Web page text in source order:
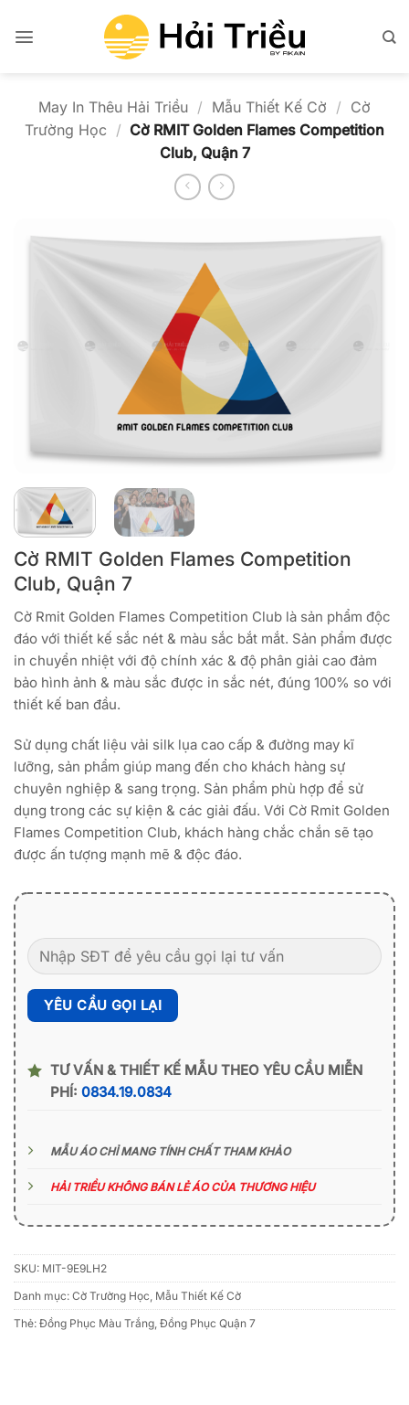
qua
May In Thêu Hải Triều / Mẫu Thiết Kế Cờ / Cờ
Trường Học / Cờ RMIT Golden Flames Competition
Club, Quận 7
Cờ RMIT Golden Flames Competition
Club, Quận 7
Cờ Rmit Golden Flames Competition Club là sản phẩm độc
đáo với thiết kế sắc nét & màu sắc bắt mắt. Sản phẩm được
in chuyển nhiệt với độ chính xác & độ phân giải cao đảm
bảo hình ảnh & màu sắc được in sắc nét, đúng 100% so với
thiết kế ban đầu.
Sử dụng chất liệu vải silk lụa cao cấp & đường may kĩ
lưỡng, sản phẩm giúp mang đến cho khách hàng sự
chuyên nghiệp & sang trọng. Sản phẩm phù hợp để sử
dụng trong các sự kiện & các giải đấu. Với Cờ Rmit Golden
Flames Competition Club, khách hàng chắc chắn sẽ tạo
được ấn tượng mạnh mẽ & độc đáo.
TƯ VẤN & THIẾT KẾ MẪU THEO YÊU CẦU MIỄN
PHÍ: 0834.19.0834
MẪU ÁO CHỈ MANG TÍNH CHẤT THAM KHẢO
HẢI TRIỀU KHÔNG BÁN LẺ ÁO CỦA THƯƠNG HIỆU
SKU: MIT-9E9LH2
Danh mục: Cờ Trường Học, Mẫu Thiết Kế Cờ
Thẻ: Đồng Phục Màu Trắng, Đồng Phục Quận 7